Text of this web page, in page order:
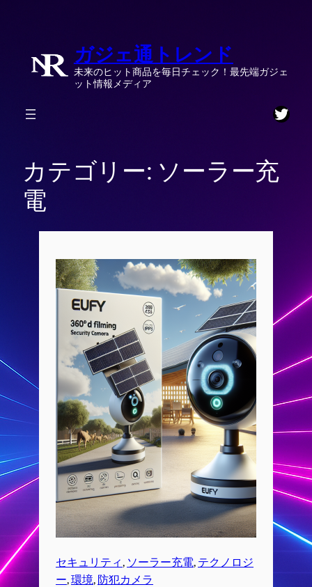
ガジェ通トレンド
未来のヒット商品を毎日チェック！最先端ガジェ
ット情報メディア
カテゴリー: ソーラー充
電
セキュリティ , ソーラー充電, テクノロジ
ー, 環境, 防犯カメラ